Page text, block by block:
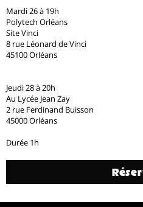
Mardi 26 à 19h
Polytech Orléans
Site Vinci
8 rue Léonard de Vinci
45100 Orléans
Jeudi 28 à 20h
Au Lycée Jean Zay
2 rue Ferdinand Buisson
45000 Orléans
Durée 1h